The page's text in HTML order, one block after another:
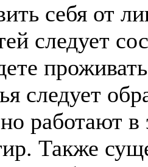
себя от
следует
следует
работают
Также